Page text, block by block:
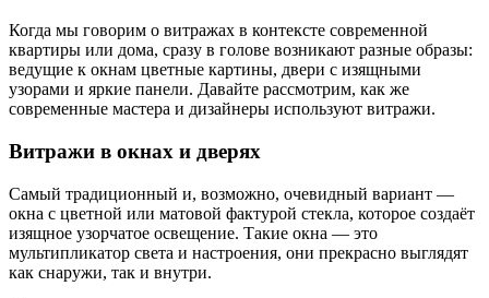
Когда мы говорим о витражах в контексте современной
квартиры или дома, сразу в голове возникают разные образы:
ведущие к окнам цветные картины, двери с изящными
узорами и яркие панели. Давайте рассмотрим, как же
современные мастера и дизайнеры используют витражи.
Витражи в окнах и дверях
Самый традиционный и, возможно, очевидный вариант —
окна с цветной или матовой фактурой стекла, которое создаёт
изящное узорчатое освещение. Такие окна — это
мультипликатор света и настроения, они прекрасно выглядят
как снаружи, так и внутри.